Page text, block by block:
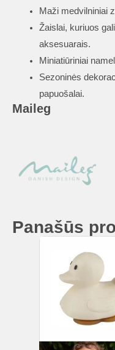
Maži medvilniniai
Žaislai, kuriuos
aksesuarais.
Miniatiūriniai
Sezoninės
papuošalai.
Maileg
Panašūs